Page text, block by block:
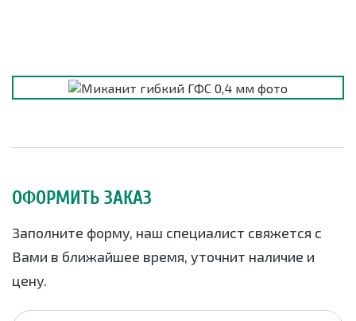
ОФОРМИТЬ ЗАКАЗ
Заполните форму, наш специалист свяжется с
Вами в ближайшее время, уточнит наличие и
цену.